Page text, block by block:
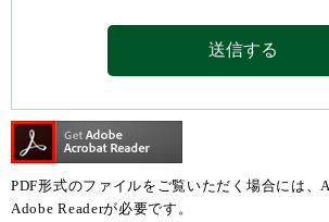
PDF形式のファイルをご覧いただく場合には、
Adobe Readerが必要です。